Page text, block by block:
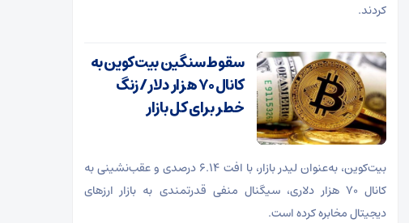
کردند.
سقوط سنگین بیت‌کوین به
کانال ۷۰ هزار دلار/ زنگ
خطر برای کل بازار
بیت‌کوین، به‌عنوان لیدر بازار، با افت ۶.۱۴ درصدی و عقب‌نشینی به
کانال ۷۰ هزار دلاری، سیگنال منفی قدرتمندی به بازار ارز‌های
دیجیتال مخابره کرده است.